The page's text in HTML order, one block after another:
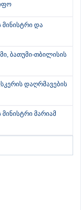
მინისტრი და
ბათუმი-თბილისის
დაღრმავების
მარიამ